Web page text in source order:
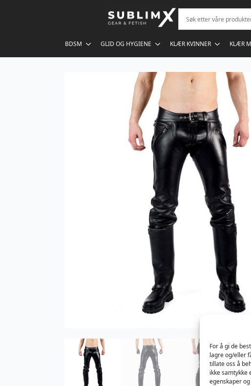
For å gi de
lagre og/eller
tillate oss å
ikke samtykke
egenskaper
BDSM GLID OG HYGIENE KLÆR KVINNER KLÆR